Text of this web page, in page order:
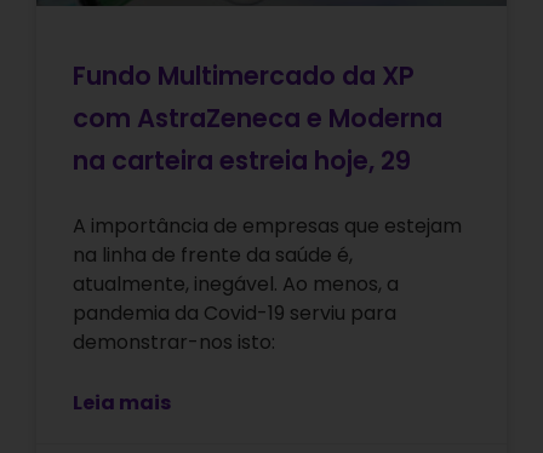
Fundo Multimercado da XP
com AstraZeneca e Moderna
na carteira estreia hoje, 29
A importância de empresas que estejam
na linha de frente da saúde é,
atualmente, inegável. Ao menos, a
pandemia da Covid-19 serviu para
demonstrar-nos isto:
Leia mais